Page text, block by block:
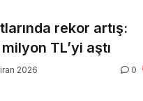
rekor artış:
TL’yi aştı
2026 0